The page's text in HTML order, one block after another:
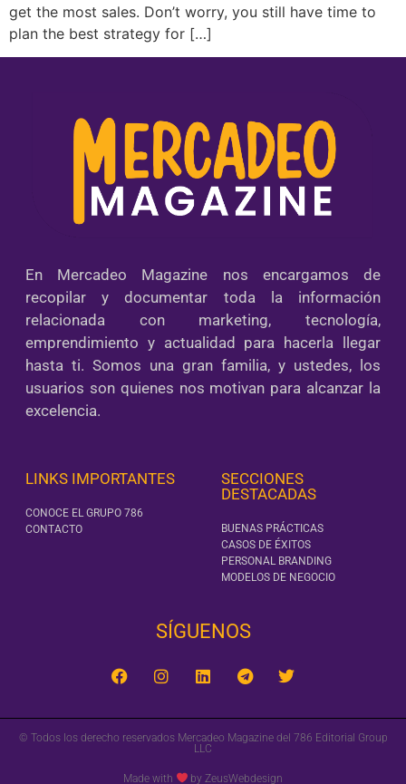
get the most sales. Don’t worry, you still have time to
plan the best strategy for […]
En Mercadeo Magazine nos encargamos de
recopilar y documentar toda la información
relacionada con marketing, tecnología,
emprendimiento y actualidad para hacerla llegar
hasta ti. Somos una gran familia, y ustedes, los
usuarios son quienes nos motivan para alcanzar la
excelencia.
LINKS IMPORTANTES
CONOCE EL GRUPO 786
CONTACTO
SECCIONES
DESTACADAS
BUENAS PRÁCTICAS
CASOS DE ÉXITOS
PERSONAL BRANDING
MODELOS DE NEGOCIO
SÍGUENOS‎
© Todos los derecho reservados Mercadeo Magazine del 786 Editorial Group
LLC
Made with by ZeusWebdesign